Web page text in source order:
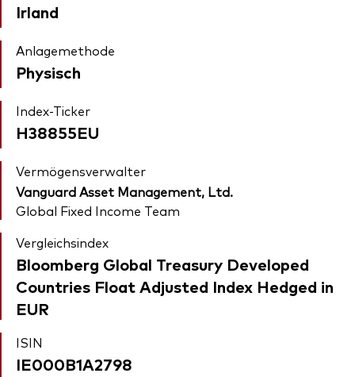
Irland
Anlagemethode
Physisch
Index-Ticker
H38855EU
Vermögensverwalter
Vanguard Asset Management, Ltd.
Global Fixed Income Team
Vergleichsindex
Bloomberg Global Treasury Developed
Countries Float Adjusted Index Hedged in
EUR
ISIN
IE000B1A2798